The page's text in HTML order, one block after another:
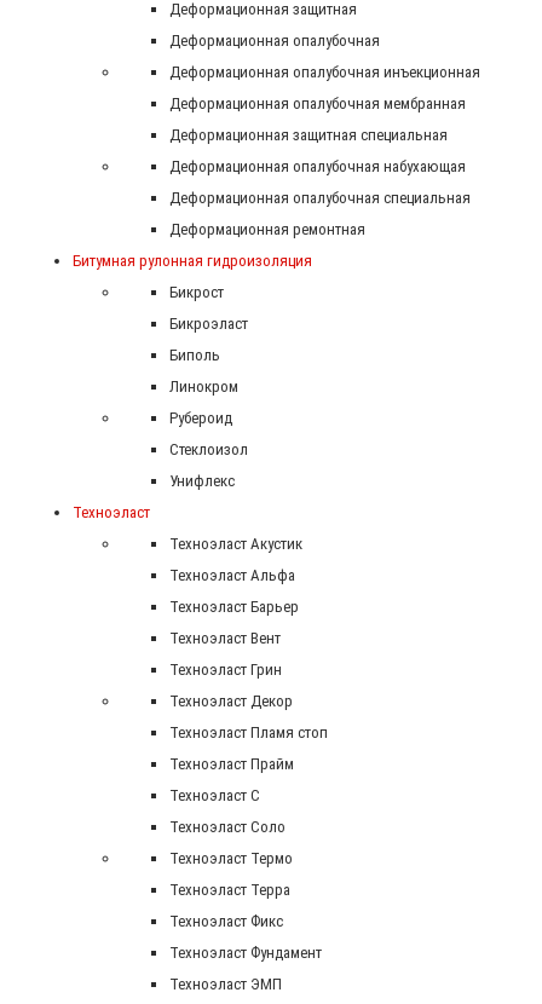
Деформационная защитная
Деформационная опалубочная
Деформационная опалубочная инъекционная
Деформационная опалубочная мембранная
Деформационная защитная специальная
Деформационная опалубочная набухающая
Деформационная опалубочная специальная
Деформационная ремонтная
Битумная рулонная гидроизоляция
Бикрост
Бикроэласт
Биполь
Линокром
Рубероид
Стеклоизол
Унифлекс
Техноэласт
Техноэласт Акустик
Техноэласт Альфа
Техноэласт Барьер
Техноэласт Вент
Техноэласт Грин
Техноэласт Декор
Техноэласт Пламя стоп
Техноэласт Прайм
Техноэласт С
Техноэласт Соло
Техноэласт Термо
Техноэласт Терра
Техноэласт Фикс
Техноэласт Фундамент
Техноэласт ЭМП